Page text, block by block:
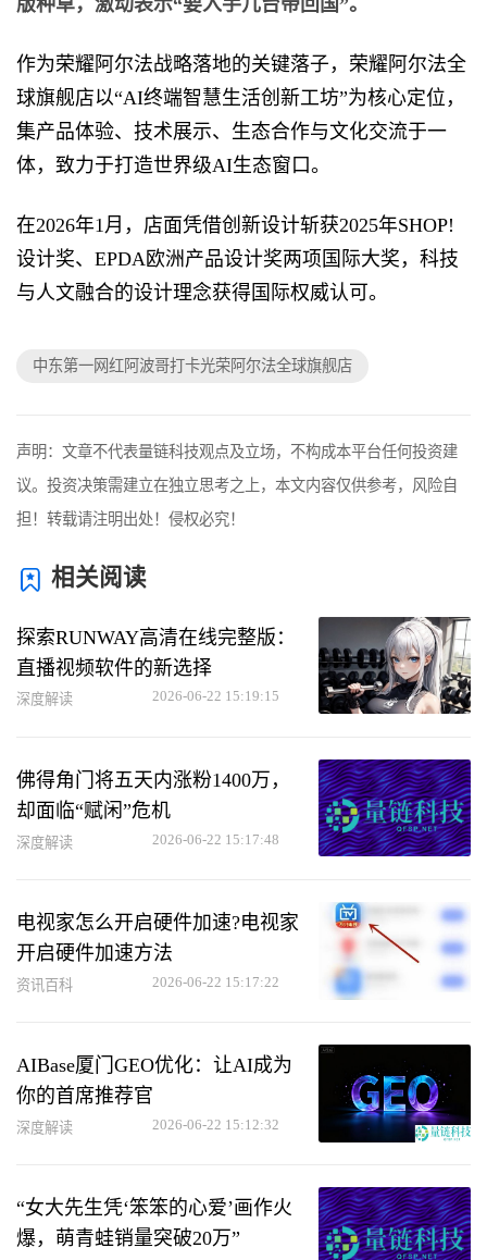
作为荣耀阿尔法战略落地的关键落子，荣耀阿尔法全
球旗舰店以“AI终端智慧生活创新工坊”为核心定位，
集产品体验、技术展示、生态合作与文化交流于一
体，致力于打造世界级AI生态窗口。
在2026年1月，店面凭借创新设计斩获2025年SHOP!
设计奖、EPDA欧洲产品设计奖两项国际大奖，科技
与人文融合的设计理念获得国际权威认可。
中东第一网红阿波哥打卡光荣阿尔法全球旗舰店
声明：文章不代表量链科技观点及立场，不构成本平台任何投资建
议。投资决策需建立在独立思考之上，本文内容仅供参考，风险自
担！转载请注明出处！侵权必究！
相关阅读
探索RUNWAY高清在线完整版：
直播视频软件的新选择
深度解读 2026-06-22 15:19:15
佛得角门将五天内涨粉1400万，
却面临“赋闲”危机
深度解读 2026-06-22 15:17:48
电视家怎么开启硬件加速?电视家
开启硬件加速方法
资讯百科 2026-06-22 15:17:22
AIBase厦门GEO优化：让AI成为
你的首席推荐官
深度解读 2026-06-22 15:12:32
“女大先生凭‘笨笨的心爱’画作火
爆，萌青蛙销量突破20万”